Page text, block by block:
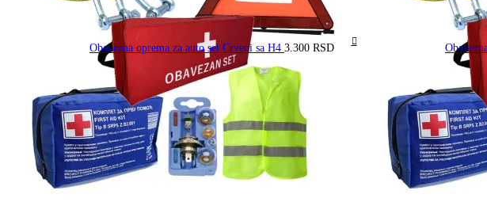
Obavezna oprema za auto set Crveni sa H4 3.300 RSD